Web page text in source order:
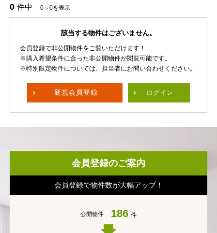
0 件中 0～0を表示
該当する物件はございません。
会員登録で非公開物件をご覧いただけます！
※購入希望条件に合った非公開物件が閲覧可能です。
※特別限定物件については、担当者にお問い合わせください。
新規会員登録 ログイン
会員登録のご案内
会員登録で物件数が大幅アップ！
公開物件 186 件